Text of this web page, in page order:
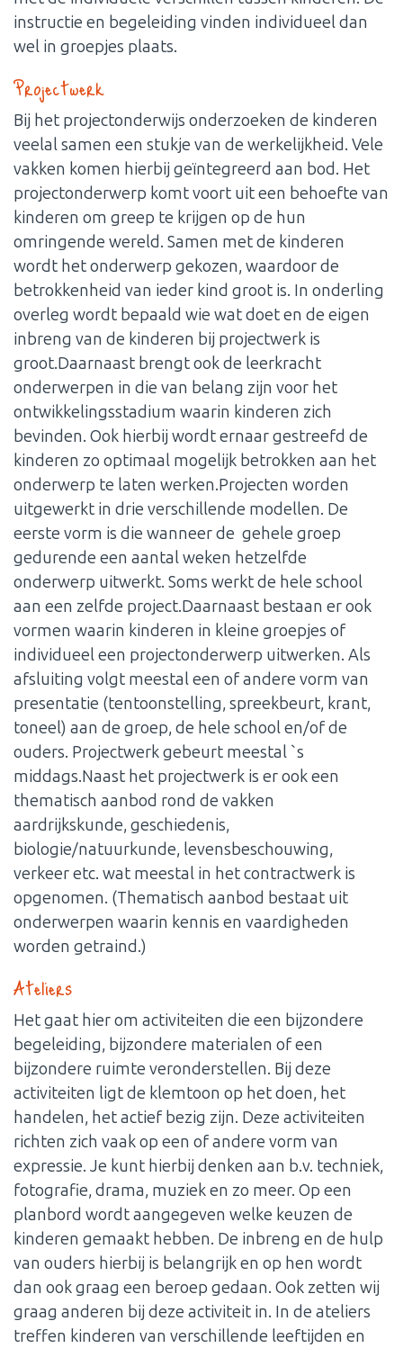
instructie en begeleiding vinden individueel dan
wel in groepjes plaats.
Projectwerk
Bij het projectonderwijs onderzoeken de kinderen
veelal samen een stukje van de werkelijkheid. Vele
vakken komen hierbij geïntegreerd aan bod. Het
projectonderwerp komt voort uit een behoefte van
kinderen om greep te krijgen op de hun
omringende wereld. Samen met de kinderen
wordt het onderwerp gekozen, waardoor de
betrokkenheid van ieder kind groot is. In onderling
overleg wordt bepaald wie wat doet en de eigen
inbreng van de kinderen bij projectwerk is
groot.Daarnaast brengt ook de leerkracht
onderwerpen in die van belang zijn voor het
ontwikkelingsstadium waarin kinderen zich
bevinden. Ook hierbij wordt ernaar gestreefd de
kinderen zo optimaal mogelijk betrokken aan het
onderwerp te laten werken.Projecten worden
uitgewerkt in drie verschillende modellen. De
eerste vorm is die wanneer de gehele groep
gedurende een aantal weken hetzelfde
onderwerp uitwerkt. Soms werkt de hele school
aan een zelfde project.Daarnaast bestaan er ook
vormen waarin kinderen in kleine groepjes of
individueel een projectonderwerp uitwerken. Als
afsluiting volgt meestal een of andere vorm van
presentatie (tentoonstelling, spreekbeurt, krant,
toneel) aan de groep, de hele school en/of de
ouders. Projectwerk gebeurt meestal `s
middags.Naast het projectwerk is er ook een
thematisch aanbod rond de vakken
aardrijkskunde, geschiedenis,
biologie/natuurkunde, levensbeschouwing,
verkeer etc. wat meestal in het contractwerk is
opgenomen. (Thematisch aanbod bestaat uit
onderwerpen waarin kennis en vaardigheden
worden getraind.)
Ateliers
Het gaat hier om activiteiten die een bijzondere
begeleiding, bijzondere materialen of een
bijzondere ruimte veronderstellen. Bij deze
activiteiten ligt de klemtoon op het doen, het
handelen, het actief bezig zijn. Deze activiteiten
richten zich vaak op een of andere vorm van
expressie. Je kunt hierbij denken aan b.v. techniek,
fotografie, drama, muziek en zo meer. Op een
planbord wordt aangegeven welke keuzen de
kinderen gemaakt hebben. De inbreng en de hulp
van ouders hierbij is belangrijk en op hen wordt
dan ook graag een beroep gedaan. Ook zetten wij
graag anderen bij deze activiteit in. In de ateliers
treffen kinderen van verschillende leeftijden en